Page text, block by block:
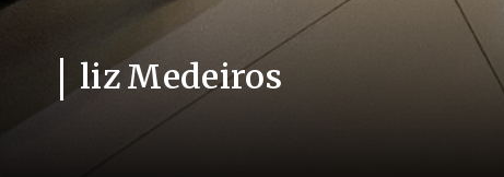
liz Medeiros